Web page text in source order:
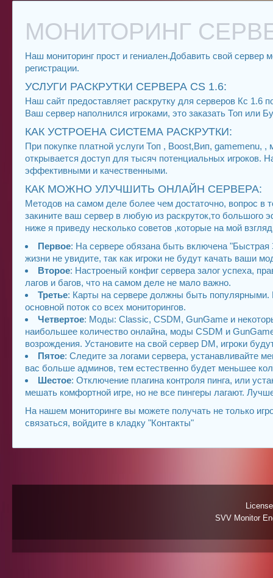
МОНИТОРИНГ
Наш мониторинг прост и гениален.Добавить свой
регистрации.
УСЛУГИ РАСКРУТКИ СЕРВЕРА CS 1.6:
Наш сайт предоставляет раскрутку для серверов Кс
Ваш сервер наполнился игроками, это заказать Топ или
КАК УСТРОЕНА СИСТЕМА РАСКРУТКИ:
При покупке платной услуги Топ , Boost,Вип,
открывается доступ для тысяч потенциальных
эффективными и качественными.
КАК МОЖНО УЛУЧШИТЬ ОНЛАЙН СЕРВЕРА:
Методов на самом деле более чем достаточно, вопрос в
закините ваш сервер в любую из раскруток,то большого
ниже я приведу несколько советов ,которые на мой
Первое: На сервере обязана быть включена "Быстрая
жизни не увидите, так как игроки не будут качать ваши
Второе: Настроеный конфиг сервера залог успеха,
лагов и багов, что на самом деле не мало важно.
Третье: Карты на сервере должны быть популярными.
основной поток со всех мониторингов.
Четвертое: Моды: Classic, CSDM, GunGame и
наибольшее количество онлайна, моды CSDM и
возрождения. Установите на свой сервер DM, игроки
Пятое: Следите за логами сервера, устанавливайте
вас больше админов, тем естественно будет меньшее
Шестое: Отключение плагина контроля пинга, или
мешать комфортной игре, но не все пингеры лагают.
На нашем мониторинге вы можете получать не только
связаться, войдите в кладку "Контакты"
SVV Monitor